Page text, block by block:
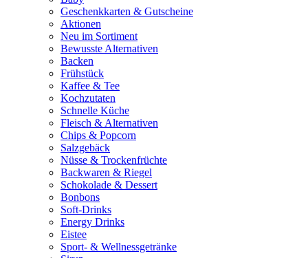
Geschenkkarten & Gutscheine
Aktionen
Neu im Sortiment
Bewusste Alternativen
Backen
Frühstück
Kaffee & Tee
Kochzutaten
Schnelle Küche
Fleisch & Alternativen
Chips & Popcorn
Salzgebäck
Nüsse & Trockenfrüchte
Backwaren & Riegel
Schokolade & Dessert
Bonbons
Soft-Drinks
Energy Drinks
Eistee
Sport- & Wellnessgetränke